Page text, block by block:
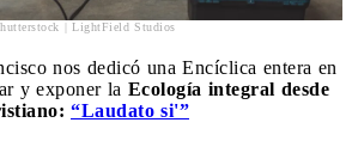
| LightField Studios
nos dedicó una Encíclica entera en
y exponer la Ecología integral desde
“Laudato si'”